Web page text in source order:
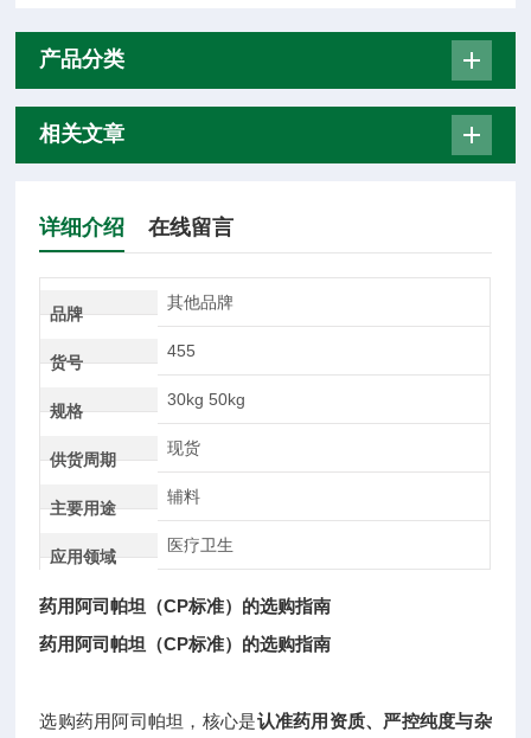
产品分类
相关文章
详细介绍 在线留言
品牌
其他品牌
货号
455
规格
30kg 50kg
供货周期
现货
主要用途
辅料
应用领域
医疗卫生
药用阿司帕坦（CP标准）的选购指南
药用阿司帕坦（CP标准）的选购指南
选购药用阿司帕坦，核心是认准药用资质、严控纯度与杂